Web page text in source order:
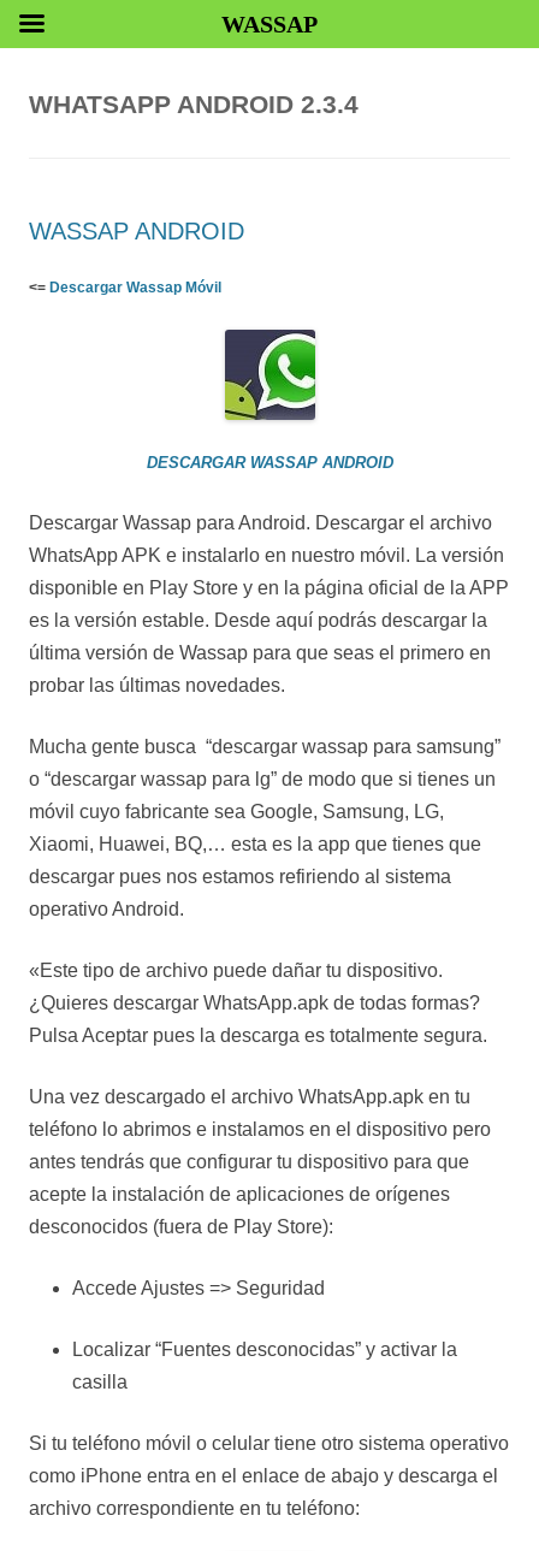
WHATSAPP ANDROID 2.3.4
WASSAP ANDROID
<= Descargar Wassap Móvil
DESCARGAR WASSAP ANDROID
Descargar Wassap para Android. Descargar el archivo
WhatsApp APK e instalarlo en nuestro móvil. La versión
disponible en Play Store y en la página oficial de la APP
es la versión estable. Desde aquí podrás descargar la
última versión de Wassap para que seas el primero en
probar las últimas novedades.
Mucha gente busca “descargar wassap para samsung”
o “descargar wassap para lg” de modo que si tienes un
móvil cuyo fabricante sea Google, Samsung, LG,
Xiaomi, Huawei, BQ,… esta es la app que tienes que
descargar pues nos estamos refiriendo al sistema
operativo Android.
«Este tipo de archivo puede dañar tu dispositivo.
¿Quieres descargar WhatsApp.apk de todas formas?
Pulsa Aceptar pues la descarga es totalmente segura.
Una vez descargado el archivo WhatsApp.apk en tu
teléfono lo abrimos e instalamos en el dispositivo pero
antes tendrás que configurar tu dispositivo para que
acepte la instalación de aplicaciones de orígenes
desconocidos (fuera de Play Store):
Accede Ajustes => Seguridad
Localizar “Fuentes desconocidas” y activar la
casilla
Si tu teléfono móvil o celular tiene otro sistema operativo
como iPhone entra en el enlace de abajo y descarga el
archivo correspondiente en tu teléfono:
WASSAP